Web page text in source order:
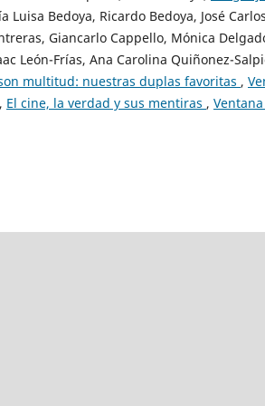
Luisa Bedoya, Ricardo Bedoya, José
Giancarlo Cappello, Mónica
León-Frías, Ana Carolina Quiñonez-
multitud: nuestras duplas favoritas ,
El cine, la verdad y sus mentiras ,